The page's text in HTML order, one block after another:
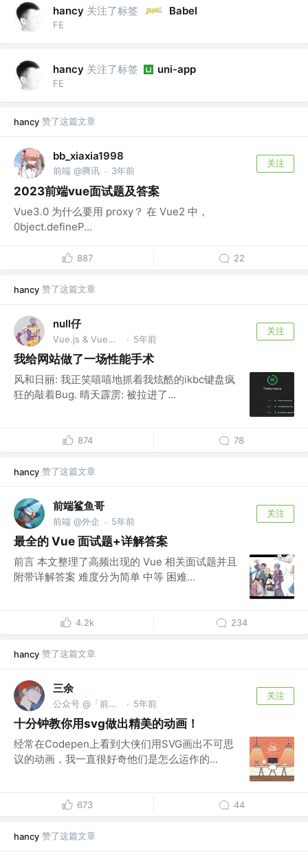
hancy 关注了标签 Babel
FE
hancy 关注了标签 uni-app
FE
hancy 赞了这篇文章
bb_xiaxia1998
前端 @腾讯 · 3年前
关注
2023前端vue面试题及答案
Vue3.0 为什么要用 proxy？ 在 Vue2 中，
0bject.defineP...
887 22
hancy 赞了这篇文章
null仔
Vue.js & VueUse团队成员、开源爱好者 · 5年前
关注
我给网站做了一场性能手术
风和日丽: 我正笑嘻嘻地抓着我炫酷的ikbc键盘疯
狂的敲着Bug. 晴天霹雳: 被拉进了...
874 78
hancy 赞了这篇文章
前端鲨鱼哥
前端 @外企 · 5年前
关注
最全的 Vue 面试题+详解答案
前言 本文整理了高频出现的 Vue 相关面试题并且
附带详解答案 难度分为简单 中等 困难...
4.2k 234
hancy 赞了这篇文章
三余
公众号 @「前端进阶之路」 · 5年前
关注
十分钟教你用svg做出精美的动画！
经常在Codepen上看到大侠们用SVG画出不可思
议的动画，我一直很好奇他们是怎么运作的...
673 44
hancy 赞了这篇文章